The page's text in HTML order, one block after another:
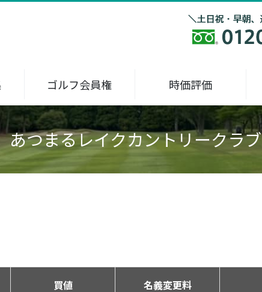
ゴルフ会員権 時価評価
あつまるレイクカントリークラブ
買値 名義変更料